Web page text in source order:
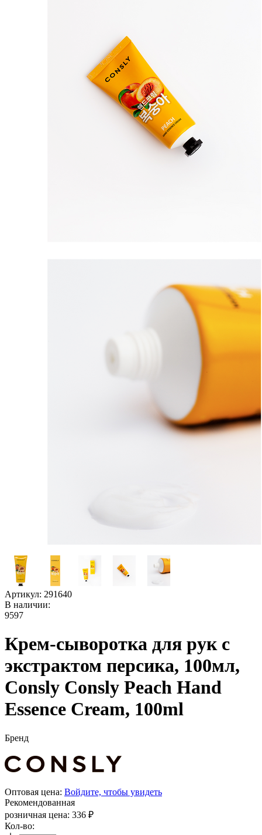
Артикул: 291640
В наличии:
9597
Крем-сыворотка для рук с
экстрактом персика, 100мл,
Consly Consly Peach Hand
Essence Cream, 100ml
Бренд
Оптовая цена: Войдите, чтобы увидеть
Рекомендованная
розничная цена: 336 ₽
Кол-во: